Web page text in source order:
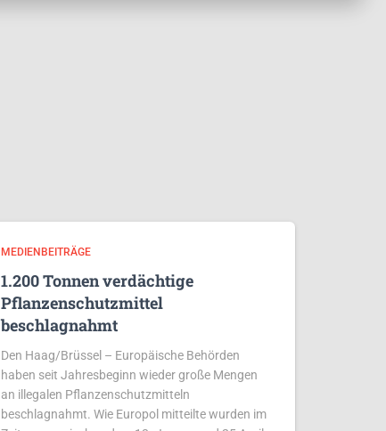
MEDIENBEITRÄGE
1.200 Tonnen verdächtige
Pflanzenschutzmittel
beschlagnahmt
Den Haag/Brüssel – Europäische Behörden
haben seit Jahresbeginn wieder große Mengen
an illegalen Pflanzenschutzmitteln
beschlagnahmt. Wie Europol mitteilte wurden im